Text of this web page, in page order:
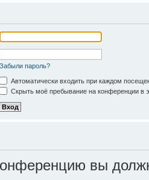
Забыли пароль?
Автоматически входить при каждом
Скрыть моё пребывание на конференции в
вы